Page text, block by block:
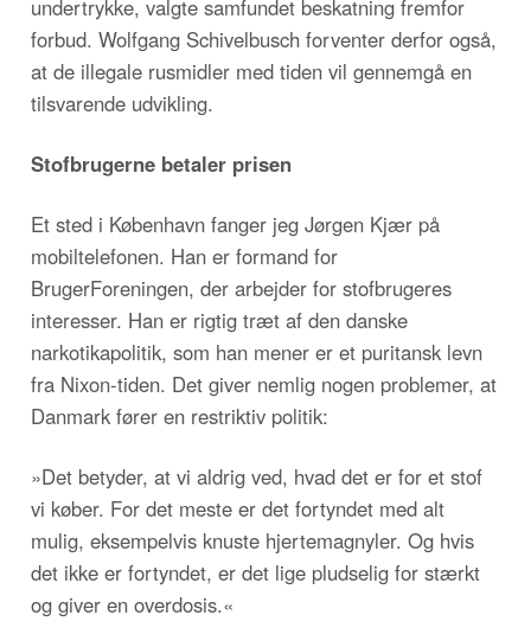
undertrykke, valgte samfundet beskatning fremfor
forbud. Wolfgang Schivelbusch forventer derfor også,
at de illegale rusmidler med tiden vil gennemgå en
tilsvarende udvikling.
Stofbrugerne betaler prisen
Et sted i København fanger jeg Jørgen Kjær på
mobiltelefonen. Han er formand for
BrugerForeningen, der arbejder for stofbrugeres
interesser. Han er rigtig træt af den danske
narkotikapolitik, som han mener er et puritansk levn
fra Nixon-tiden. Det giver nemlig nogen problemer, at
Danmark fører en restriktiv politik:
»Det betyder, at vi aldrig ved, hvad det er for et stof
vi køber. For det meste er det fortyndet med alt
mulig, eksempelvis knuste hjertemagnyler. Og hvis
det ikke er fortyndet, er det lige pludselig for stærkt
og giver en overdosis.«